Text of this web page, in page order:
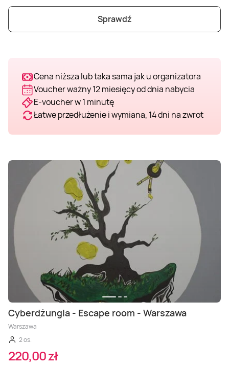
Weekend w SPA
Masaż klasyczny
Masaż sportowy
Masaż Shiatsu
Masaż całego ciała
Masaż czekoladą
Masaż Karku
Masaż orientalny
Pojazdy specjalne
Jazda czołgiem
Pojazdy militarne
Fitness
Wspinaczka
Tenis
Kurs żeglarski
SUP
Sprawdź
Cena niższa lub taka sama jak u organizatora
Voucher ważny 12 miesięcy od dnia nabycia
E-voucher w 1 minutę
Łatwe przedłużenie i wymiana, 14 dni na zwrot
Cyberdżungla - Escape room - Warszawa
Warszawa
2 os.
220,00 zł